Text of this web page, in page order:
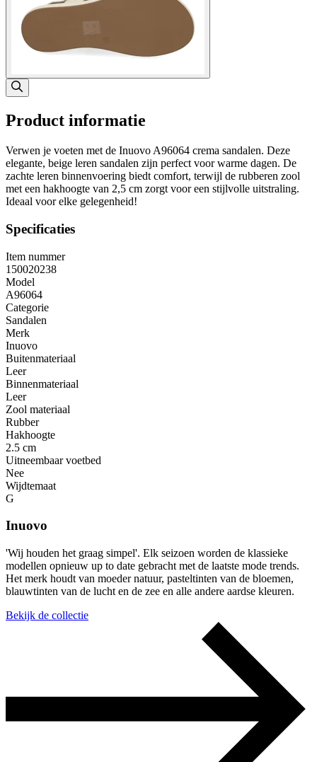
Product informatie
Verwen je voeten met de Inuovo A96064 crema sandalen. Deze
elegante, beige leren sandalen zijn perfect voor warme dagen. De
zachte leren binnenvoering biedt comfort, terwijl de rubberen zool
met een hakhoogte van 2,5 cm zorgt voor een stijlvolle uitstraling.
Ideaal voor elke gelegenheid!
Specificaties
Item nummer
150020238
Model
A96064
Categorie
Sandalen
Merk
Inuovo
Buitenmateriaal
Leer
Binnenmateriaal
Leer
Zool materiaal
Rubber
Hakhoogte
2.5 cm
Uitneembaar voetbed
Nee
Wijdtemaat
G
Inuovo
'Wij houden het graag simpel'. Elk seizoen worden de klassieke
modellen opnieuw up to date gebracht met de laatste mode trends.
Het merk houdt van moeder natuur, pasteltinten van de bloemen,
blauwtinten van de lucht en de zee en alle andere aardse kleuren.
Bekijk de collectie